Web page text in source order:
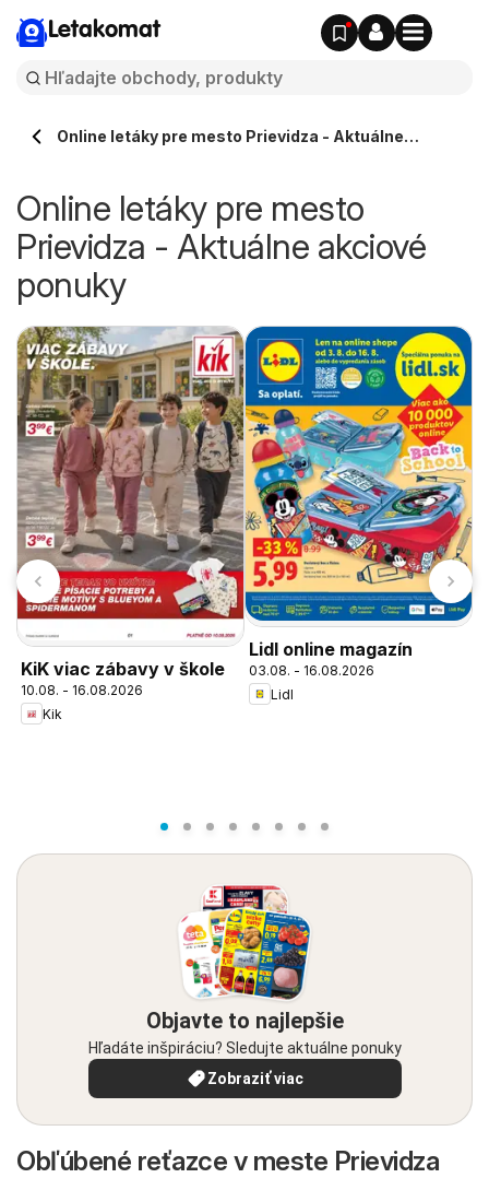
Letakomat
Online letáky pre mesto Prievidza - Aktuálne
Online letáky pre mesto
Prievidza - Aktuálne akciové
ponuky
KiK viac zábavy v škole
10.08. - 16.08.2026
Kik
Lidl online magazín
03.08. - 16.08.2026
Lidl
Objavte to najlepšie
Hľadáte inšpiráciu? Sledujte aktuálne ponuky
Zobraziť viac
Obľúbené reťazce v meste Prievidza